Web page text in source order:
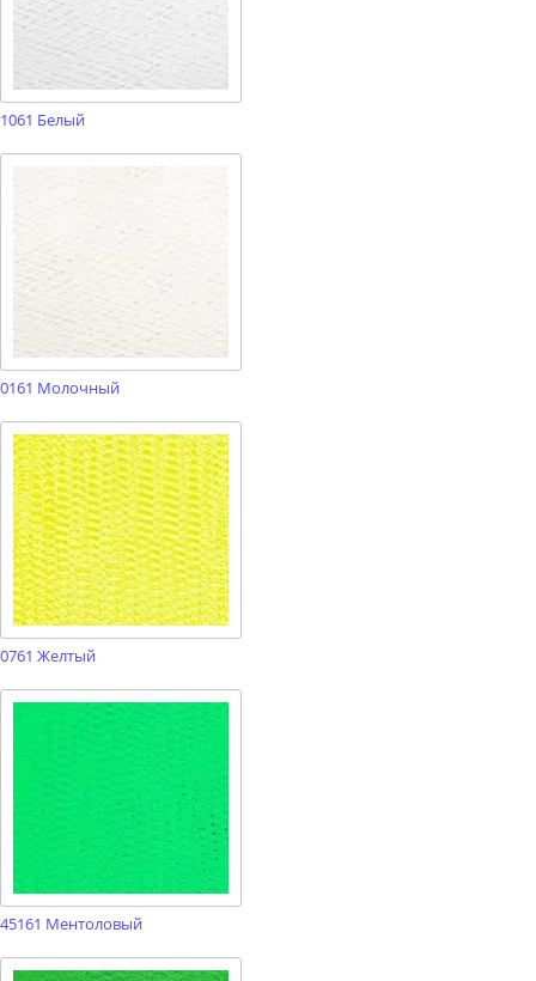
1061 Белый
0161 Молочный
0761 Желтый
45161 Ментоловый